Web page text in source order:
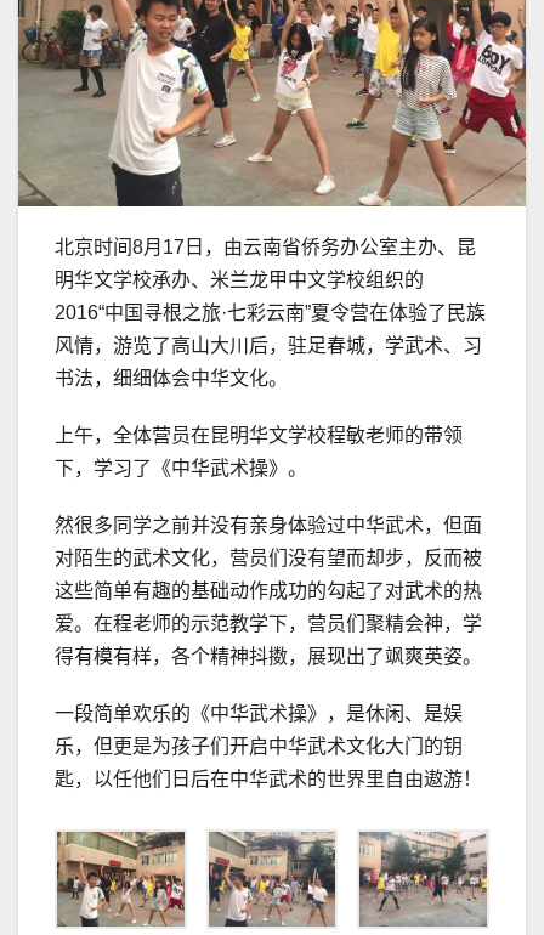
北京时间8月17日，由云南省侨务办公室主办、昆
明华文学校承办、米兰龙甲中文学校组织的
2016“中国寻根之旅·七彩云南”夏令营在体验了民族
风情，游览了高山大川后，驻足春城，学武术、习
书法，细细体会中华文化。
上午，全体营员在昆明华文学校程敏老师的带领
下，学习了《中华武术操》。
然很多同学之前并没有亲身体验过中华武术，但面
对陌生的武术文化，营员们没有望而却步，反而被
这些简单有趣的基础动作成功的勾起了对武术的热
爱。在程老师的示范教学下，营员们聚精会神，学
得有模有样，各个精神抖擞，展现出了飒爽英姿。
一段简单欢乐的《中华武术操》，是休闲、是娱
乐，但更是为孩子们开启中华武术文化大门的钥
匙，以任他们日后在中华武术的世界里自由遨游！